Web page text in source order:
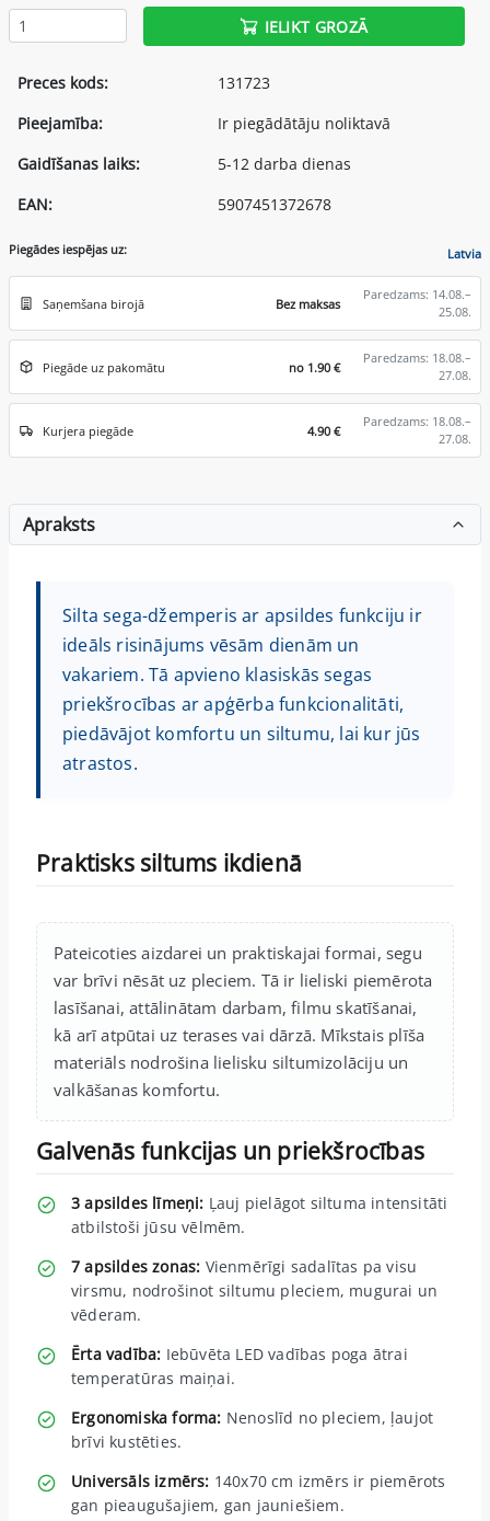
IELIKT GROZĀ
Preces kods:
131723
Pieejamība:
Ir piegādātāju noliktavā
Gaidīšanas laiks:
5-12 darba dienas
EAN:
5907451372678
Piegādes iespējas uz: Latvia
Saņemšana birojā Bez maksas
Paredzams: 14.08.–
25.08.
Piegāde uz pakomātu no 1.90 €
Paredzams: 18.08.–
27.08.
Kurjera piegāde 4.90 €
Paredzams: 18.08.–
27.08.
Apraksts
Silta sega-džemperis ar apsildes funkciju ir
ideāls risinājums vēsām dienām un
vakariem. Tā apvieno klasiskās segas
priekšrocības ar apģērba funkcionalitāti,
piedāvājot komfortu un siltumu, lai kur jūs
atrastos.
Praktisks siltums ikdienā
Pateicoties aizdarei un praktiskajai formai, segu
var brīvi nēsāt uz pleciem. Tā ir lieliski piemērota
lasīšanai, attālinātam darbam, filmu skatīšanai,
kā arī atpūtai uz terases vai dārzā. Mīkstais plīša
materiāls nodrošina lielisku siltumizolāciju un
valkāšanas komfortu.
Galvenās funkcijas un priekšrocības
3 apsildes līmeņi: Ļauj pielāgot siltuma intensitāti
atbilstoši jūsu vēlmēm.
7 apsildes zonas: Vienmērīgi sadalītas pa visu
virsmu, nodrošinot siltumu pleciem, mugurai un
vēderam.
Ērta vadība: Iebūvēta LED vadības poga ātrai
temperatūras maiņai.
Ergonomiska forma: Nenoslīd no pleciem, ļaujot
brīvi kustēties.
Universāls izmērs: 140x70 cm izmērs ir piemērots
gan pieaugušajiem, gan jauniešiem.